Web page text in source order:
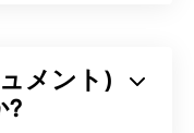
メント)
?